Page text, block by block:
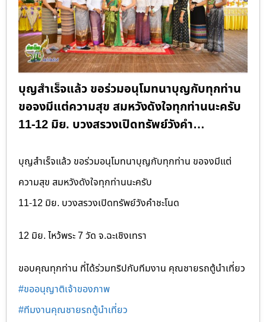
บุญสำเร็จแล้ว ขอร่วมอนุโมทนาบุญกับทุกท่าน
ขอจงมีแต่ความสุข สมหวังดังใจทุกท่านนะครับ
11-12 มิย. บวงสรวงเปิดทรัพย์วังคำ…
บุญสำเร็จแล้ว ขอร่วมอนุโมทนาบุญกับทุกท่าน ขอจงมีแต่
ความสุข สมหวังดังใจทุกท่านนะครับ
11-12 มิย. บวงสรวงเปิดทรัพย์วังคำชะโนด
12 มิย. ไหว้พระ 7 วัด จ.ฉะเชิงเทรา
ขอบคุณทุกท่าน ที่ได้ร่วมทริปกับทีมงาน คุณชายรถตู้นำเที่ยว
#ขออนุญาติเจ้าของภาพ
#ทีมงานคุณชายรถตู้นำเที่ยว